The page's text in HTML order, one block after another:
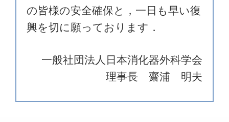
の皆様の安全確保と，一日も早い復
興を切に願っております．
一般社団法人日本消化器外科学会
理事長 齋浦 明夫